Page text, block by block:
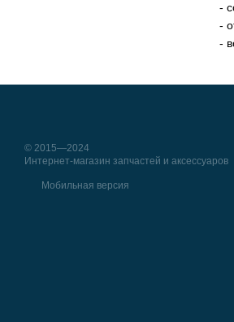
-
-
-
© 2015—2024
Интернет-магазин запчастей и аксессуаров
Мобильная версия